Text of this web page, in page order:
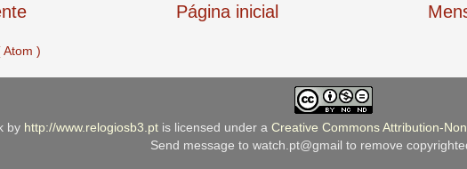
Página inicial
Atom )
by http://www.relogiosb3.ptis licensed under a Creative Commons Attribution-
Send message to watch.pt@gmail to remove